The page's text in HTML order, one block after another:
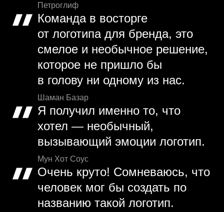
Петроглиф
Команда в восторге
от логотипа для бренда, это
смелое и необычное решение,
которое не пришло бы
в голову ни одному из нас.
Шаман Базар
Я получил именно то, что
хотел — необычный,
вызывающий эмоции логотип.
Мун Хот Соус
Очень круто! Сомневаюсь, что
человек мог бы создать по
названию такой логотип.